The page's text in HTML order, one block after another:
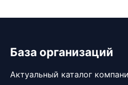
База организаций
Актуальный каталог